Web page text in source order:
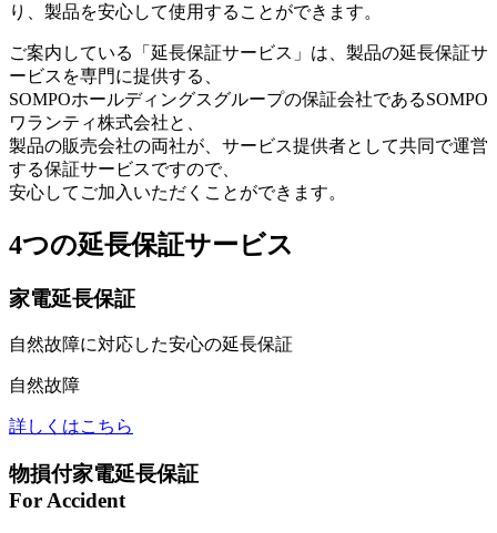
り、製品を安心して使用することができます。
ご案内している「延長保証サービス」は、製品の延長保証サ
ービスを専門に提供する、
SOMPOホールディングスグループの保証会社であるSOMPO
ワランティ株式会社と、
製品の販売会社の両社が、サービス提供者として共同で運営
する保証サービスですので、
安心してご加入いただくことができます。
4つの延長保証サービス
家電延長保証
自然故障に対応した安心の延長保証
自然故障
詳しくはこちら
物損付家電延長保証
For Accident